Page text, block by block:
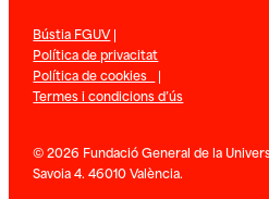
Bústia FGUV|
Política de privacitat
Política de cookies |
Termes i condicions d’ús
© 2026 Fundació General de la
Savoia 4. 46010 València.